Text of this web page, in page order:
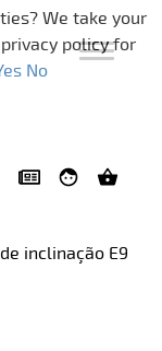
inclinação E9
We take your
policy for
No